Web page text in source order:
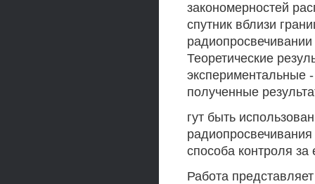
закономерностей
спутник вблизи
Теоретические
экспериментальные
полученные
гут быть
способа контроля за
Работа